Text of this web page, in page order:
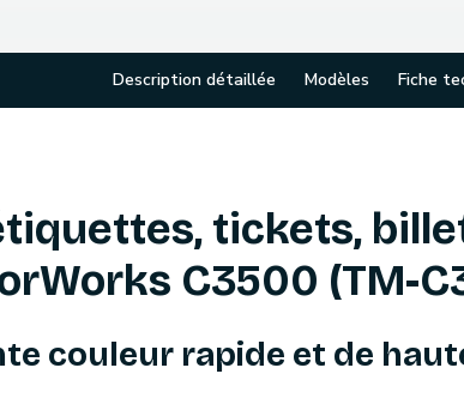
Description détaillée Modèles Fiche
tickets,
C3500 (TM-
couleur rapide et de